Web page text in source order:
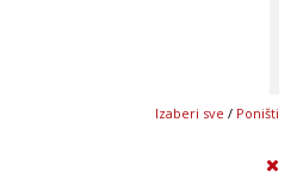
Izaberi sve / Poništi